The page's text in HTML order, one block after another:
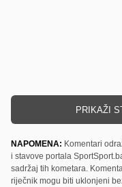
PRIKAŽI
NAPOMENA: Komentari
i stavove portala
sadržaj tih kometara.
riječnik mogu biti uklonjeni